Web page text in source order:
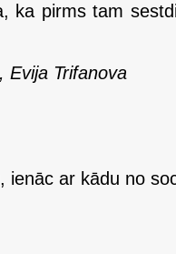
ka pirms tam
Evija Trifanova
ienāc ar kādu no